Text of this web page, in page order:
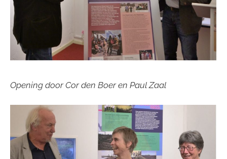
Opening door Cor den Boer en Paul Zaal